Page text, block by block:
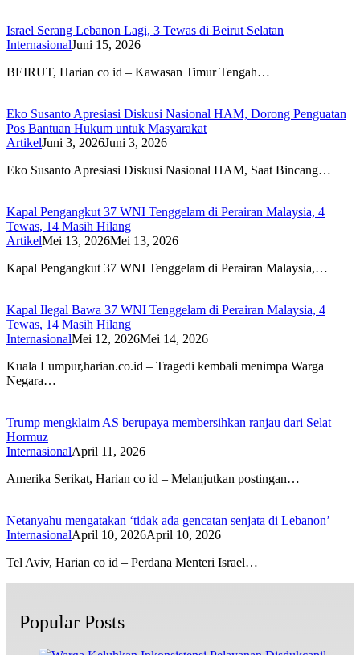
Israel Serang Lebanon Lagi, 3 Tewas di Beirut Selatan
InternasionalJuni 15, 2026
BEIRUT, Harian co id – Kawasan Timur Tengah…
Eko Susanto Apresiasi Diskusi Nasional HAM, Dorong Penguatan
Pos Bantuan Hukum untuk Masyarakat
ArtikelJuni 3, 2026Juni 3, 2026
Eko Susanto Apresiasi Diskusi Nasional HAM, Saat Bincang…
Kapal Pengangkut 37 WNI Tenggelam di Perairan Malaysia, 4
Tewas, 14 Masih Hilang
ArtikelMei 13, 2026Mei 13, 2026
Kapal Pengangkut 37 WNI Tenggelam di Perairan Malaysia,…
Kapal Ilegal Bawa 37 WNI Tenggelam di Perairan Malaysia, 4
Tewas, 14 Masih Hilang
InternasionalMei 12, 2026Mei 14, 2026
Kuala Lumpur,harian.co.id – Tragedi kembali menimpa Warga
Negara…
Trump mengklaim AS berupaya membersihkan ranjau dari Selat
Hormuz
InternasionalApril 11, 2026
Amerika Serikat, Harian co id – Melanjutkan postingan…
Netanyahu mengatakan ‘tidak ada gencatan senjata di Lebanon’
InternasionalApril 10, 2026April 10, 2026
Tel Aviv, Harian co id – Perdana Menteri Israel…
Popular Posts